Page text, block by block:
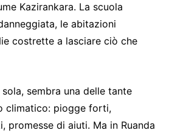
Kazirankara. La scuola
le abitazioni
costrette a lasciare ciò che
sembra una delle tante
climatico: piogge forti,
promesse di aiuti. Ma in Ruanda